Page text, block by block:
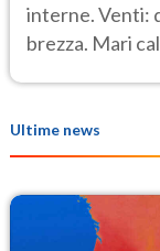
interne. Venti:
brezza. Mari
Ultime news